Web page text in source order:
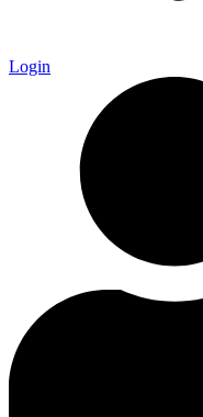
Login